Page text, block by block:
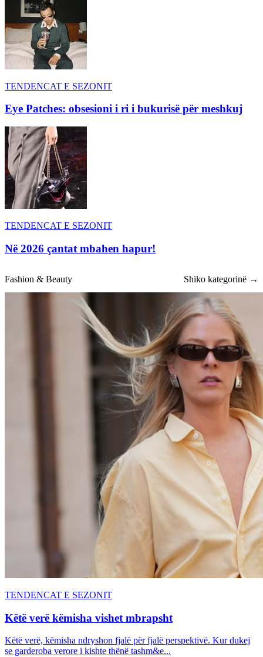
TENDENCAT E SEZONIT
Eye Patches: obsesioni i ri i bukurisë për meshkuj
TENDENCAT E SEZONIT
Në 2026 çantat mbahen hapur!
Fashion & Beauty Shiko kategorinë →
TENDENCAT E SEZONIT
Këtë verë këmisha vishet mbrapsht
Këtë verë, këmisha ndryshon fjalë për fjalë perspektivë. Kur dukej
se garderoba verore i kishte thënë tashm&e...